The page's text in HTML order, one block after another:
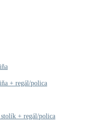
+ regál/polica
+ regál/polica